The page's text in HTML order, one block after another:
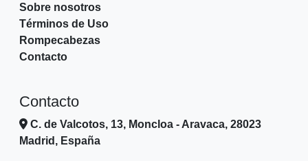
Sobre nosotros
Términos de Uso
Rompecabezas
Contacto
Contacto
C. de Valcotos, 13, Moncloa - Aravaca, 28023
Madrid, España